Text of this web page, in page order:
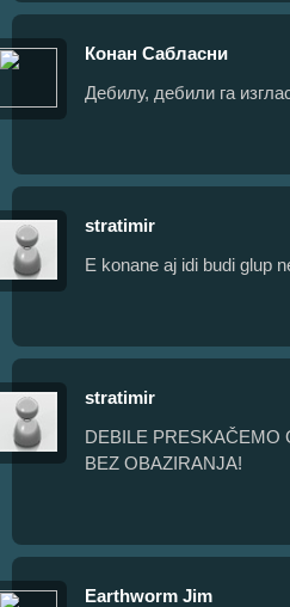
Конан Сабласни
Дебилу, дебили га
stratimir
E konane aj idi budi glup
stratimir
DEBILE PRESKAČEMO
BEZ OBAZIRANJA!
Earthworm Jim